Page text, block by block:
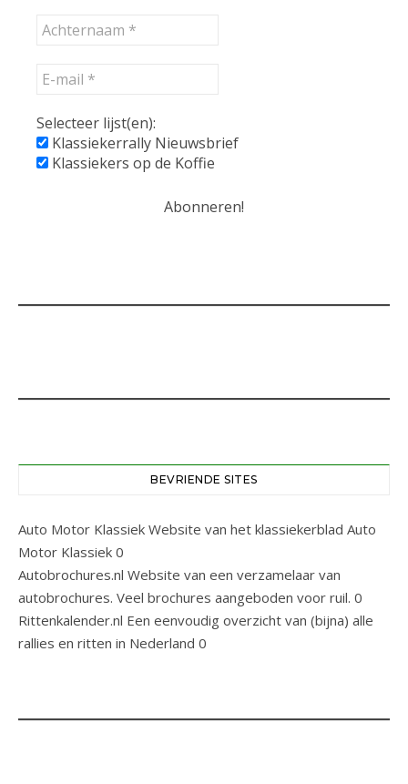
Selecteer lijst(en):
Klassiekerrally Nieuwsbrief
Klassiekers op de Koffie
BEVRIENDE SITES
Auto Motor Klassiek Website van het klassiekerblad Auto
Motor Klassiek 0
Autobrochures.nl Website van een verzamelaar van
autobrochures. Veel brochures aangeboden voor ruil. 0
Rittenkalender.nl Een eenvoudig overzicht van (bijna) alle
rallies en ritten in Nederland 0